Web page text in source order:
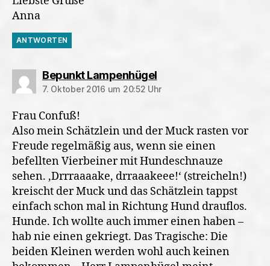
Anna
ANTWORTEN
Bepunkt Lampenhügelsagt:
7. Oktober 2016 um 20:52 Uhr
Frau Confuß!
Also mein Schätzlein und der Muck rasten vor
Freude regelmäßig aus, wenn sie einen
befellten Vierbeiner mit Hundeschnauze
sehen. ‚Drrraaaake, drraaakeee!‘ (streicheln!)
kreischt der Muck und das Schätzlein tappst
einfach schon mal in Richtung Hund drauflos.
Hunde. Ich wollte auch immer einen haben –
hab nie einen gekriegt. Das Tragische: Die
beiden Kleinen werden wohl auch keinen